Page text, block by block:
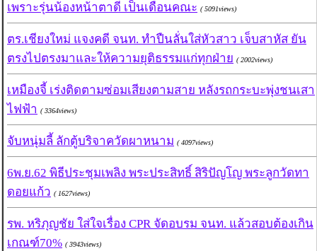
เพราะรุ่นน้องหน้าตาดี เป็นเดือนคณะ ( 5091views)
ตร.เชียงใหม่ แจงคดี จนท. ทำปืนลั่นใส่หัวสาว เจ็บสาหัส ยัน
ตรงไปตรงมาและให้ความยุติธรรมแก่ทุกฝ่าย ( 2002views)
เหมืองจี้ เร่งติดตามซ่อมเสียงตามสาย หลังรถกระบะพุ่งชนเสา
ไฟฟ้า ( 3364views)
จับหนุ่มลี้ ลักตู้บริจาควัดผาหนาม ( 4097views)
6พ.ย.62 พิธีประชุมเพลิง พระประสิทธิ์ สิริปัญโญ พระลูกวัดทา
ดอยแก้ว ( 1627views)
รพ. หริภุญชัย ใส่ใจเรื่อง CPR จัดอบรม จนท. แล้วสอบต้องเกิน
เกณฑ์70% ( 3943views)